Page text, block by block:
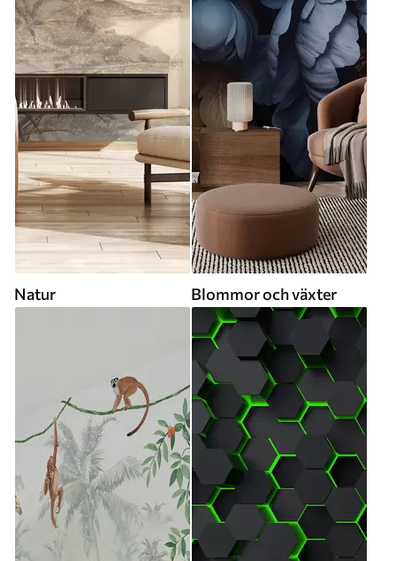
Natur Blommor och växter